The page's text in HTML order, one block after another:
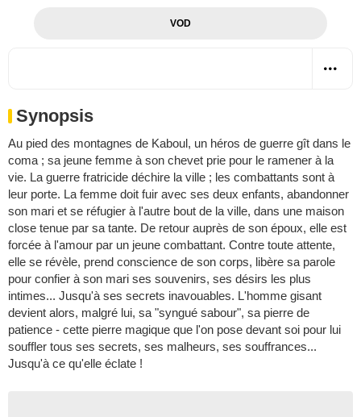
VOD
Synopsis
Au pied des montagnes de Kaboul, un héros de guerre gît dans le
coma ; sa jeune femme à son chevet prie pour le ramener à la
vie. La guerre fratricide déchire la ville ; les combattants sont à
leur porte. La femme doit fuir avec ses deux enfants, abandonner
son mari et se réfugier à l'autre bout de la ville, dans une maison
close tenue par sa tante. De retour auprès de son époux, elle est
forcée à l'amour par un jeune combattant. Contre toute attente,
elle se révèle, prend conscience de son corps, libère sa parole
pour confier à son mari ses souvenirs, ses désirs les plus
intimes... Jusqu'à ses secrets inavouables. L'homme gisant
devient alors, malgré lui, sa "syngué sabour", sa pierre de
patience - cette pierre magique que l'on pose devant soi pour lui
souffler tous ses secrets, ses malheurs, ses souffrances...
Jusqu'à ce qu'elle éclate !